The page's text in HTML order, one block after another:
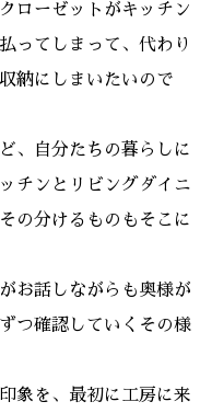
ローゼットがキッチン
ってしまって、代わり
納にしまいたいので
、自分たちの暮らしに
チンとリビングダイニ
の分けるものもそこに
お話しながらも奥様が
つ確認していくその様
象を、最初に工房に来